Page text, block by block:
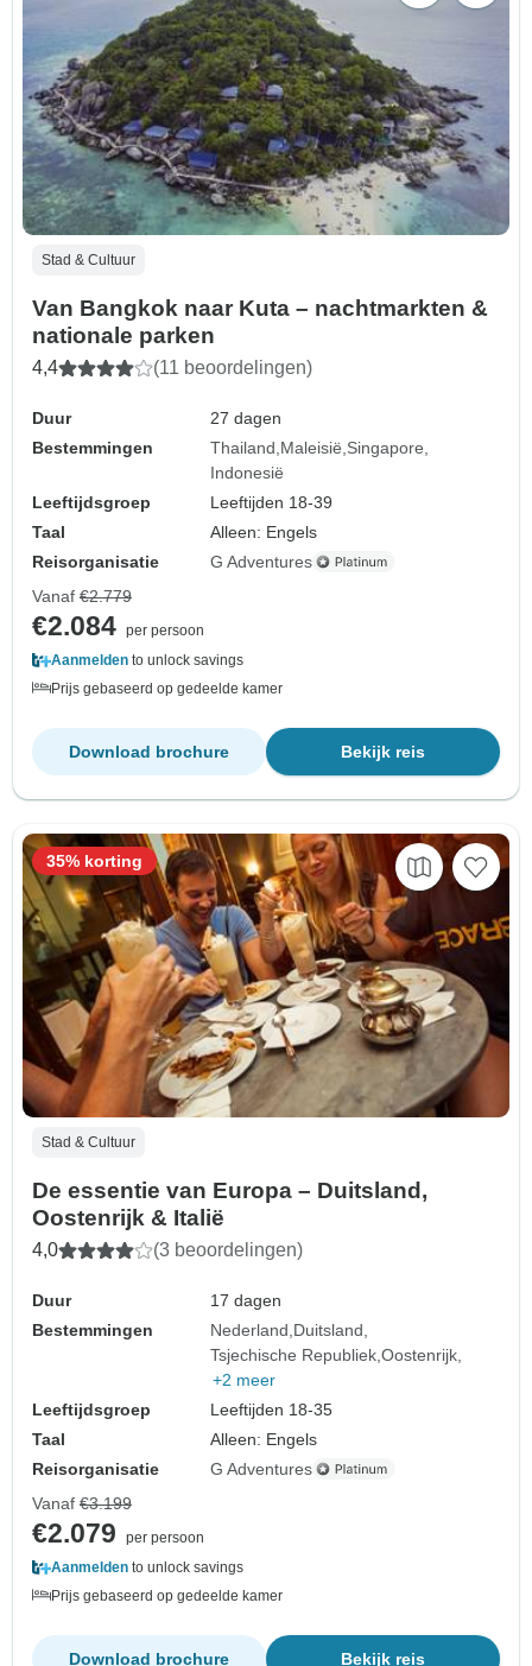
Stad & Cultuur
Van Bangkok naar Kuta – nachtmarkten &
nationale parken
4,4 (11 beoordelingen)
Duur
27 dagen
Bestemmingen
Thailand Maleisië Singapore
Indonesië
Leeftijdsgroep
Leeftijden 18-39
Taal
Alleen: Engels
Reisorganisatie
G Adventures
Vanaf €2.779
€2.084 per persoon
Aanmelden to unlock savings
Prijs gebaseerd op gedeelde kamer
Bekijk reis
Download brochure
Stad & Cultuur
De essentie van Europa – Duitsland,
Oostenrijk & Italië
4,0 (3 beoordelingen)
Duur
17 dagen
Bestemmingen
Nederland Duitsland
Tsjechische Republiek Oostenrijk
+2 meer
Leeftijdsgroep
Leeftijden 18-35
Taal
Alleen: Engels
Reisorganisatie
G Adventures
35% korting
Vanaf €3.199
€2.079
per persoon
Aanmelden to unlock savings
Prijs gebaseerd op gedeelde kamer
Bekijk reis
Download brochure